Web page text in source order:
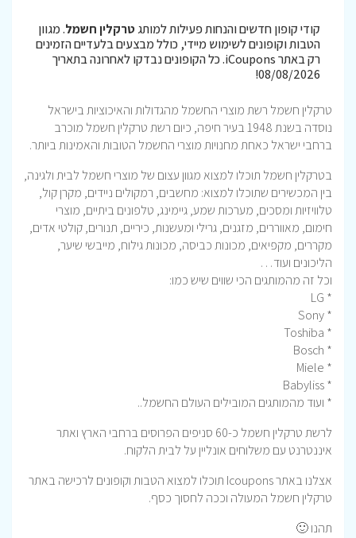
קודי קופון חדשים והנחות פעילות למותגטרקלין חשמל. מגוון
הטבות וקופונים לשימוש מיידי, כולל מבצעים בלעדיים הזמינים
רק באתר iCoupons. כל הקופונים נבדקו לאחרונה בתאריך
08/08/2026!
טרקלין חשמל רשת מוצרי החשמל מהגדולות והאיכוציות בישראל
נוסדה בשנת 1948 בעיר חיפה, כיום רשת טרקלין חשמל מוכרב
ברחבי ישראל כאחת מחנויות מוצרי החשמל הטובות והאמינות ביותר.
בטרקלין חשמל תוכלו למצוא מגוון עצום של מוצרי חשמל לבית ולגינה,
בין המכשירים שתוכלו למצוא: מחשבים, רמקולים ניידים, מקרן קול,
טלוויזיות ומסכים, מערכות שמע, גיימינג, טלפונים ביתיים, מוצרי
חימום, מאווררים, מזגנים, גרילי ומעשנות, כיריים, תנורים, קולטי אדים,
מקררים, מקפיאים, מכונות כביסה, מכונות גילוח, מייבשי שיער,
הליכונים ועוד…
וכל זה מהמותגים הכי שווים שיש כמו:
* LG
* Sony
* Toshiba
* Bosch
* Miele
* Babyliss
* ועוד מהמותגים המובילים העולם החשמל..
לרשת טרקלין חשמל כ-60 סניפים הפרוסים ברחבי הארץ ואתר
איננטרנט עם משלוחים אונליין על לבית הלקוח.
אצלנו באתר Icoupons תוכלו למצוא הטבות וקופונים לרכישה באתר
טרקלין חשמל המעולה וככה לחסוך כסף.
תהנו 🙂